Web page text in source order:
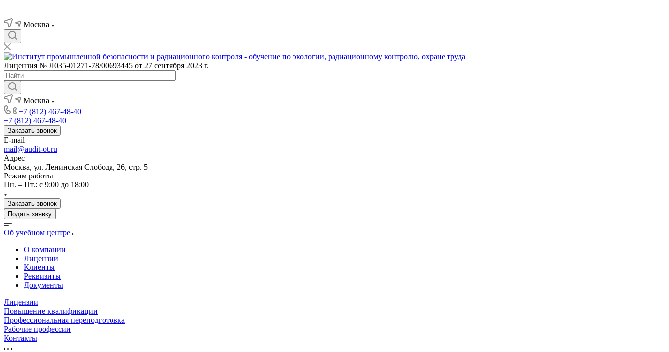
Москва
Лицензия № Л035-01271-78/00693445 от 27 сентября 2023 г.
Москва
+7 (812) 467-48-40
+7 (812) 467-48-40
Заказать звонок
E-mail
mail@audit-ot.ru
Адрес
Москва, ул. Ленинская Слобода, 26, стр. 5
Режим работы
Пн. – Пт.: с 9:00 до 18:00
Заказать звонок
Подать заявку
Об учебном центре
О компании
Лицензии
Клиенты
Реквизиты
Документы
Лицензии
Повышение квалификации
Профессиональная переподготовка
Рабочие профессии
Контакты